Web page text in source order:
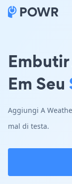
Em Seu
Aggiungi A
mal di testa.